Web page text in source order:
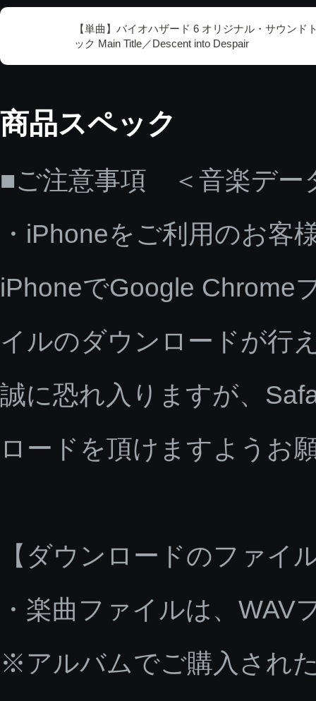
【単曲】バイオハザード 6 オリジナル・サウンド
ック Main Title／Descent into Despair
商品スペック
■ご注意事項 ＜音楽デー
・iPhoneをご利用のお客
iPhoneでGoogle Chrome
イルのダウンロードが行
誠に恐れ入りますが、
ロードを頂けますようお
【ダウンロードのファイ
・楽曲ファイルは、
※アルバムでご購入され